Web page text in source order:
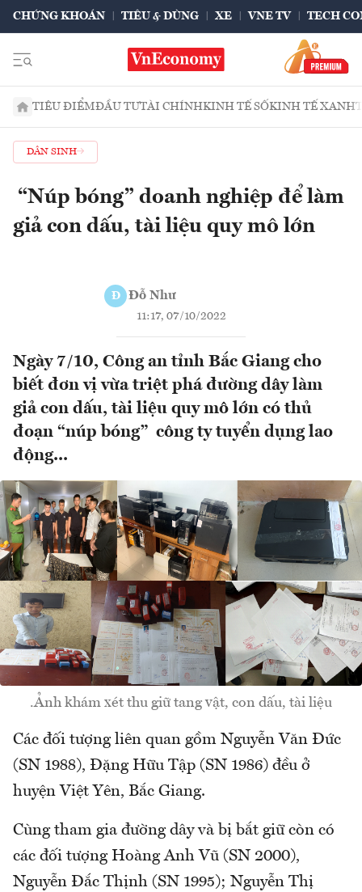
CHỨNG KHOÁN TIÊU & DÙNG XE VNE TV TECH
TIÊU ĐIỂMĐẦU TƯTÀI CHÍNHKINH TẾ SỐKINH TẾ XANH
DÂN SINH
“Núp bóng” doanh nghiệp để làm
giả con dấu, tài liệu quy mô lớn
Đ Đỗ Như
11:17, 07/10/2022
Ngày 7/10, Công an tỉnh Bắc Giang cho
biết đơn vị vừa triệt phá đường dây làm
giả con dấu, tài liệu quy mô lớn có thủ
đoạn “núp bóng” công ty tuyển dụng lao
động...
.Ảnh khám xét thu giữ tang vật, con dấu, tài liệu
Các đối tượng liên quan gồm Nguyễn Văn Đức
(SN 1988), Đặng Hữu Tập (SN 1986) đều ở
huyện Việt Yên, Bắc Giang.
Cùng tham gia đường dây và bị bắt giữ còn có
các đối tượng Hoàng Anh Vũ (SN 2000),
Nguyễn Đắc Thịnh (SN 1995); Nguyễn Thị